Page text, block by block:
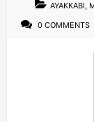
AYAKKABI,
0 COMMENTS